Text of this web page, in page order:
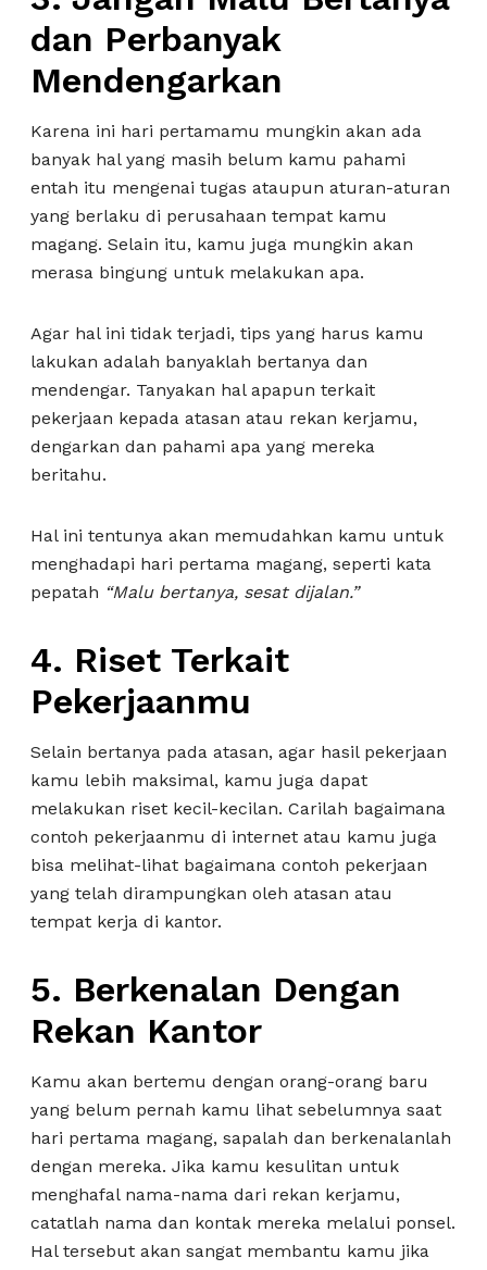
dan Perbanyak
Mendengarkan
Karena ini hari pertamamu mungkin akan ada
banyak hal yang masih belum kamu pahami
entah itu mengenai tugas ataupun aturan-aturan
yang berlaku di perusahaan tempat kamu
magang. Selain itu, kamu juga mungkin akan
merasa bingung untuk melakukan apa.
Agar hal ini tidak terjadi, tips yang harus kamu
lakukan adalah banyaklah bertanya dan
mendengar. Tanyakan hal apapun terkait
pekerjaan kepada atasan atau rekan kerjamu,
dengarkan dan pahami apa yang mereka
beritahu.
Hal ini tentunya akan memudahkan kamu untuk
menghadapi hari pertama magang, seperti kata
pepatah “Malu bertanya, sesat dijalan.”
4. Riset Terkait
Pekerjaanmu
Selain bertanya pada atasan, agar hasil pekerjaan
kamu lebih maksimal, kamu juga dapat
melakukan riset kecil-kecilan. Carilah bagaimana
contoh pekerjaanmu di internet atau kamu juga
bisa melihat-lihat bagaimana contoh pekerjaan
yang telah dirampungkan oleh atasan atau
tempat kerja di kantor.
5. Berkenalan Dengan
Rekan Kantor
Kamu akan bertemu dengan orang-orang baru
yang belum pernah kamu lihat sebelumnya saat
hari pertama magang, sapalah dan berkenalanlah
dengan mereka. Jika kamu kesulitan untuk
menghafal nama-nama dari rekan kerjamu,
catatlah nama dan kontak mereka melalui ponsel.
Hal tersebut akan sangat membantu kamu jika